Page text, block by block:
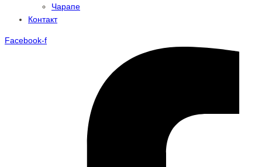
Чарапе
Контакт
Facebook-f